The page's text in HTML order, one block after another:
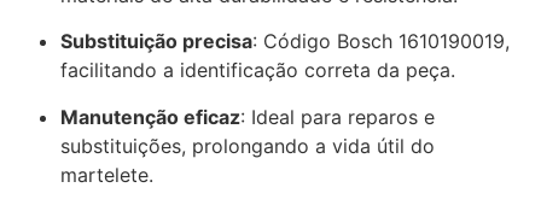
Substituição precisa: Código Bosch 1610190019,
facilitando a identificação correta da peça.
Manutenção eficaz: Ideal para reparos e
substituições, prolongando a vida útil do
martelete.